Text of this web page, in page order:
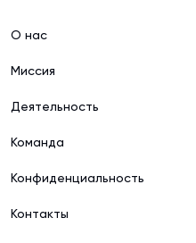
О нас
Миссия
Деятельность
Команда
Конфиденциальность
Контакты